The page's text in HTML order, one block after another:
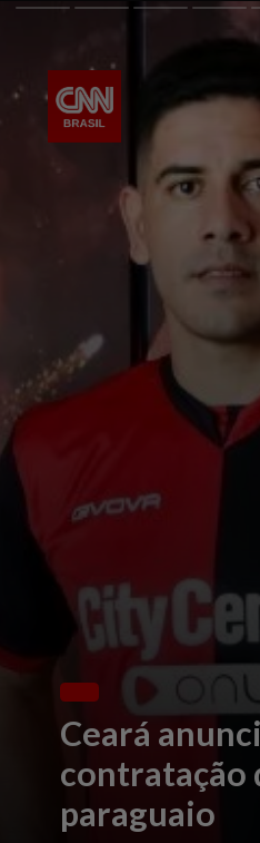
Ceará
contratação
paraguaio